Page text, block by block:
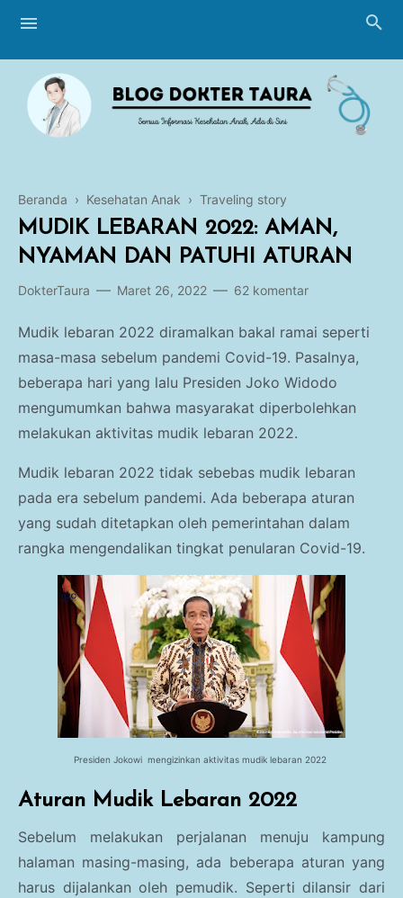
Blogging
Breastfeeding
Perawatan Bayi
Imunisasi
Tumbuh Kembang
Parenting
Gaya Hidup
Kesehatan Anak
Beranda › Kesehatan Anak › Traveling story
MUDIK LEBARAN 2022: AMAN,
NYAMAN DAN PATUHI ATURAN
DokterTaura Maret 26, 2022 62 komentar
Mudik lebaran 2022 diramalkan bakal ramai seperti
masa-masa sebelum pandemi Covid-19. Pasalnya,
beberapa hari yang lalu Presiden Joko Widodo
mengumumkan bahwa masyarakat diperbolehkan
melakukan aktivitas mudik lebaran 2022.
Mudik lebaran 2022 tidak sebebas mudik lebaran
pada era sebelum pandemi. Ada beberapa aturan
yang sudah ditetapkan oleh pemerintahan dalam
rangka mengendalikan tingkat penularan Covid-19.
Presiden Jokowi mengizinkan aktivitas mudik lebaran 2022
Aturan Mudik Lebaran 2022
Sebelum melakukan perjalanan menuju kampung
halaman masing-masing, ada beberapa aturan yang
harus dijalankan oleh pemudik. Seperti dilansir dari